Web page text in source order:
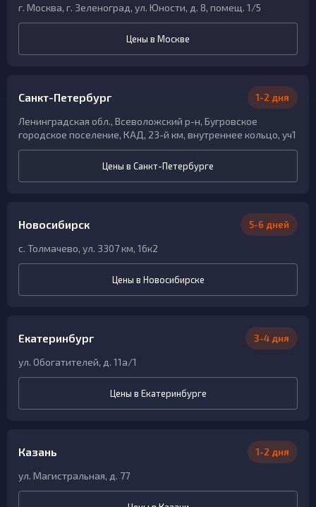
г. Москва, г. Зеленоград, ул. Юности, д. 8, помещ. 1/5
Цены в Москве
Санкт-Петербург 1-2 дня
Ленинградская обл., Всеволожский р-н, Бугровское
городское поселение, КАД, 23-й км, внутреннее кольцо, уч1
Цены в Санкт-Петербурге
Новосибирск 5-6 дней
с. Толмачево, ул. 3307 км, 16к2
Цены в Новосибирске
Екатеринбург 3-4 дня
ул. Обогатителей, д. 11а/1
Цены в Екатеринбурге
Казань 1-2 дня
ул. Магистральная, д. 77